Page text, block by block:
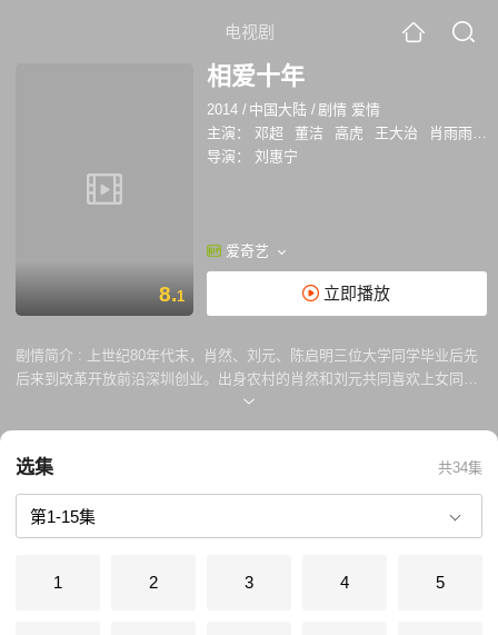
电视剧
8.1
相爱十年
2014 / 中国大陆 /剧情 爱情
主演：
邓超 董洁 高虎 王大治 肖雨雨
导演：
刘惠宁
爱奇艺
立即播放
剧情简介 :
上世纪80年代末，肖然、刘元、陈启明三位大学同学毕业后先
后来到改革开放前沿深圳创业。出身农村的肖然和刘元共同喜欢上女同学
韩灵。刘元发现了肖然跟韩灵的恋爱关系后狠狠地奚落了肖然，二人产生
的时候，情感却走向了困境。刘元一开始处处与肖然为敌，可他最后发现
这并不能让自己快乐起来，于是决定重新规划自己的人生，学会了珍惜和
善待身边的每一个人。陈启明因不堪忍受生活的重压“嫁给”了蓝园村村长
的女儿，可这段没有爱情的婚姻并没有使他得到幸福。儿子的失而复得、
选集 共34集
1 2 3 4 5